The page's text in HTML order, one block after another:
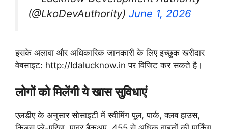
(@LkoDevAuthority) June 1, 2026
इसके अलावा और अधिकारिक जानकारी के लिए इच्छुक खरीदार
वेबसाइट: http://Idalucknow.in पर विजिट कर सकते है।
लोगों को मिलेंगी ये खास सुविधाएं
एलडीए के अनुसार सोसाइटी में स्वीमिंग पूल, पार्क, क्लब हाउस,